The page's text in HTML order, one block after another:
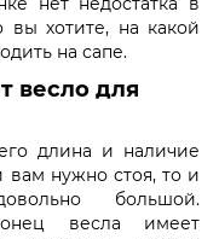
вы хотите, на какой
на сапе.
весло для
длина и наличие
вам нужно стоя, то и
большой.
весла имеет